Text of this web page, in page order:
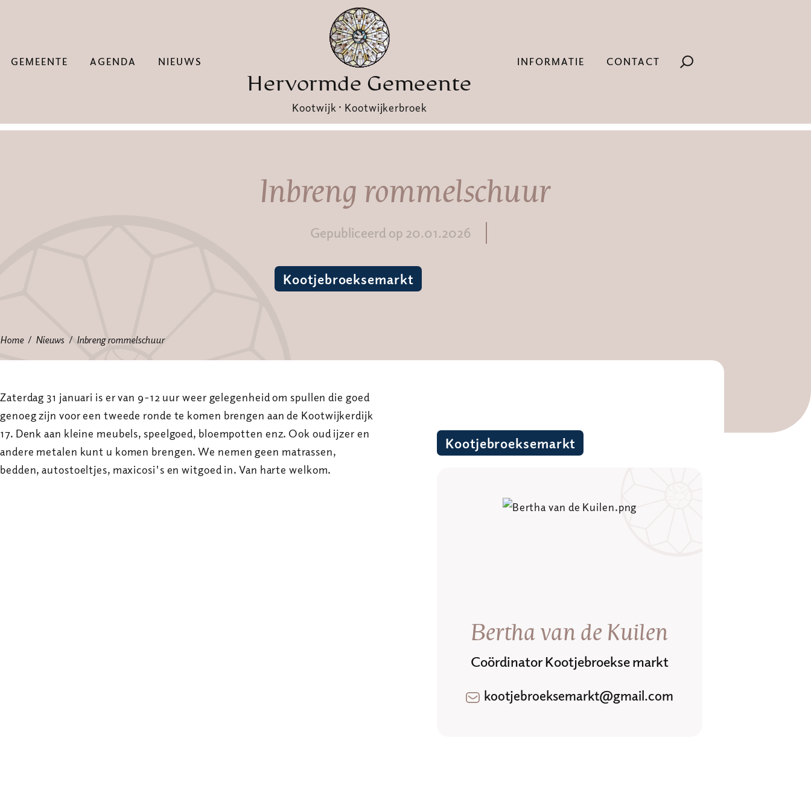
GEMEENTE AGENDA NIEUWS
Hervormde Gemeente
Kootwijk · Kootwijkerbroek
INFORMATIE CONTACT
Inbreng rommelschuur
Gepubliceerd op 20.01.2026
Kootjebroeksemarkt
Home Nieuws Inbreng rommelschuur
Zaterdag 31 januari is er van 9-12 uur weer gelegenheid om spullen die goed
genoeg zijn voor een tweede ronde te komen brengen aan de Kootwijkerdijk
17. Denk aan kleine meubels, speelgoed, bloempotten enz. Ook oud ijzer en
andere metalen kunt u komen brengen. We nemen geen matrassen,
bedden, autostoeltjes, maxicosi's en witgoed in. Van harte welkom.
Kootjebroeksemarkt
Bertha van de Kuilen
Coördinator Kootjebroekse markt
kootjebroeksemarkt@gmail.com